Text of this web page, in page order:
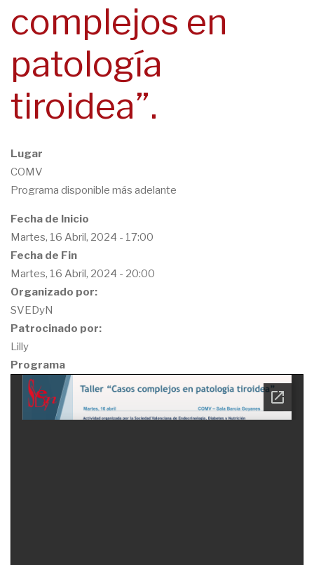
navegación
complejos en
patología
tiroidea”.
Lugar
COMV
Programa disponible más adelante
Fecha de Inicio
Martes, 16 Abril, 2024 - 17:00
Fecha de Fin
Martes, 16 Abril, 2024 - 20:00
Organizado por:
SVEDyN
Patrocinado por:
Lilly
Programa